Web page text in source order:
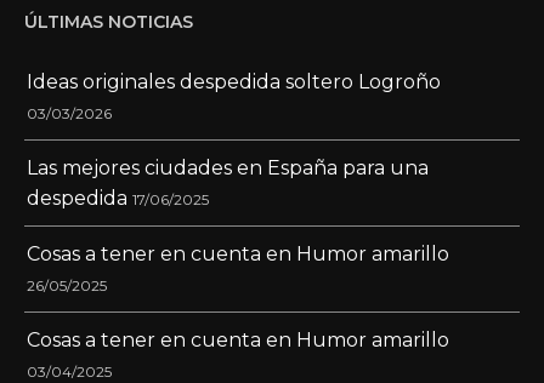
ÚLTIMAS NOTICIAS
Ideas originales despedida soltero Logroño
03/03/2026
Las mejores ciudades en España para una
despedida 17/06/2025
Cosas a tener en cuenta en Humor amarillo
26/05/2025
Cosas a tener en cuenta en Humor amarillo
03/04/2025